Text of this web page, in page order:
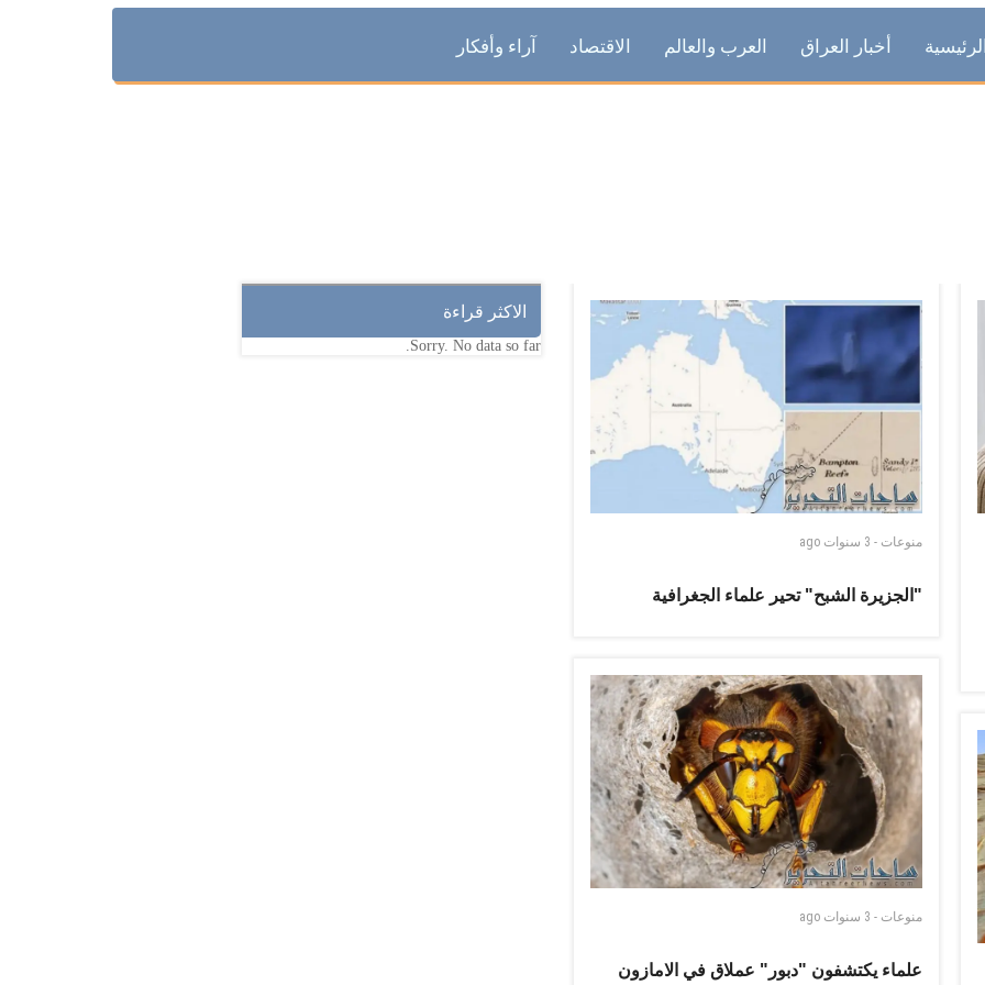
أخبار العراق العرب والعالم الاقتصاد آراء وأفكار
منوعات - 3 سنوات ago
"الجزيرة الشبح" تحير علماء الجغرافية
منوعات - 3 سنوات ago
علماء يكتشفون "دبور" عملاق في الامازون
الاكثر قراءة
Sorry. No data so far.